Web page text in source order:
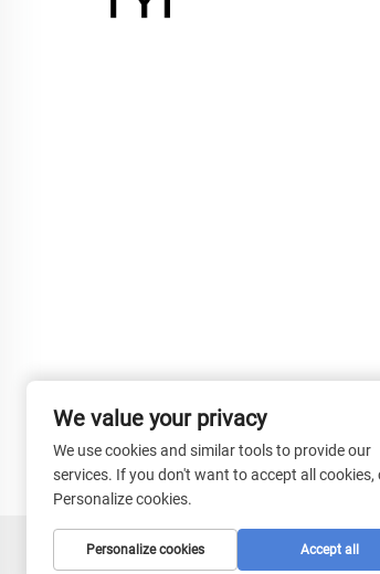
Prawa autorskie © 2025
We value your privacy
We use cookies and similar tools to provide our
services. If you don't want to accept all cookies,
Personalize cookies.
Personalize cookies Accept all